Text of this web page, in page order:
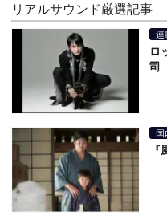
リアルサウンド厳選記事
連
ロ
司
国